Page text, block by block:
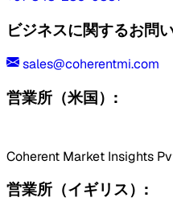
ビジネスに関するお問
sales@coherentmi.com
営業所（米国）:
Coherent Market Insights
営業所（イギリス）: